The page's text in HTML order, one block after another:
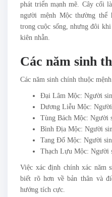
phát triển mạnh mẽ. Cây cối
người mệnh Mộc thường
trong cuộc sống, nhưng đôi
kiên nhẫn.
Các năm sinh
Các năm sinh chính thuộc
Đại Lâm Mộc: Người
Dương Liễu Mộc:
Tùng Bách Mộc: Người
Bình Địa Mộc: Người
Tang Đố Mộc: Người
Thạch Lựu Mộc: Người
Việc xác định chính xác năm
biết rõ hơn về bản thân và
hướng tích cực.